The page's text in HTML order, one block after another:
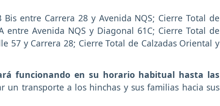
Bis entre Carrera 28 y Avenida NQS; Cierre Total de
entre Avenida NQS y Diagonal 61C; Cierre Total de
57 y Carrera 28; Cierre Total de Calzadas Oriental y
funcionando en su horario habitual hasta las
un transporte a los hinchas y sus familias hacia sus